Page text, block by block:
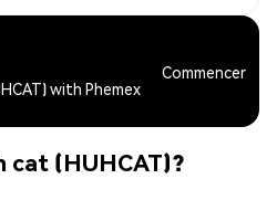
with Phemex
Commencer
cat (HUHCAT)?